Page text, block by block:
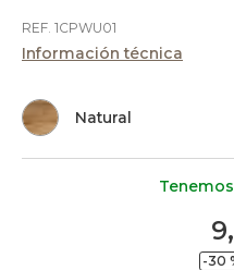
REF. 1CPWU01
Información técnica
Natural
9,
-30